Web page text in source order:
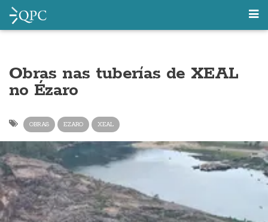
Obras nas tuberías de XEAL
no Ézaro
OBRAS EZARO XEAL